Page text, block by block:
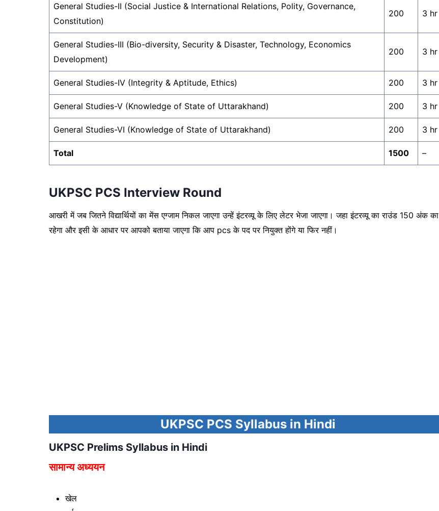
General Studies-II (Social Justice & International Relations, Polity, Governance,
Constitution)
200 3 hr
General Studies-III (Bio-diversity, Security & Disaster, Technology, Economics
Development)
200 3 hr
General Studies-IV (Integrity & Aptitude, Ethics) 200 3 hr
General Studies-V (Knowledge of State of Uttarakhand) 200 3 hr
General Studies-VI (Knowledge of State of Uttarakhand) 200 3 hr
Total 1500 –
UKPSC PCS Interview Round
आखरी में जब जितने विद्यार्थियों का मेंस एग्जाम निकल जाएगा उन्हें इंटरव्यू के लिए लेटर भेजा जाएगा। जहा इंटरव्यू का राउंड 150 अंक का
रहेगा और इसी के आधार पर आपको बताया जाएगा कि आप pcs के पद पर नियुक्त होंगे या फिर नहीं।
UKPSC PCS Syllabus in Hindi
UKPSC Prelims Syllabus in Hindi
सामान्य अध्ययन
खेल